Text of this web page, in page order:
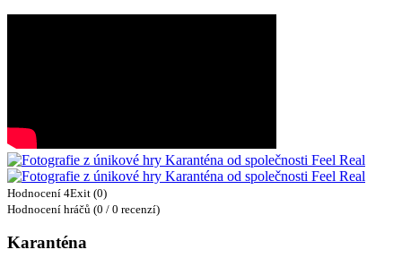
Hodnocení 4Exit (0)
Hodnocení hráčů (0 / 0 recenzí)
Karanténa